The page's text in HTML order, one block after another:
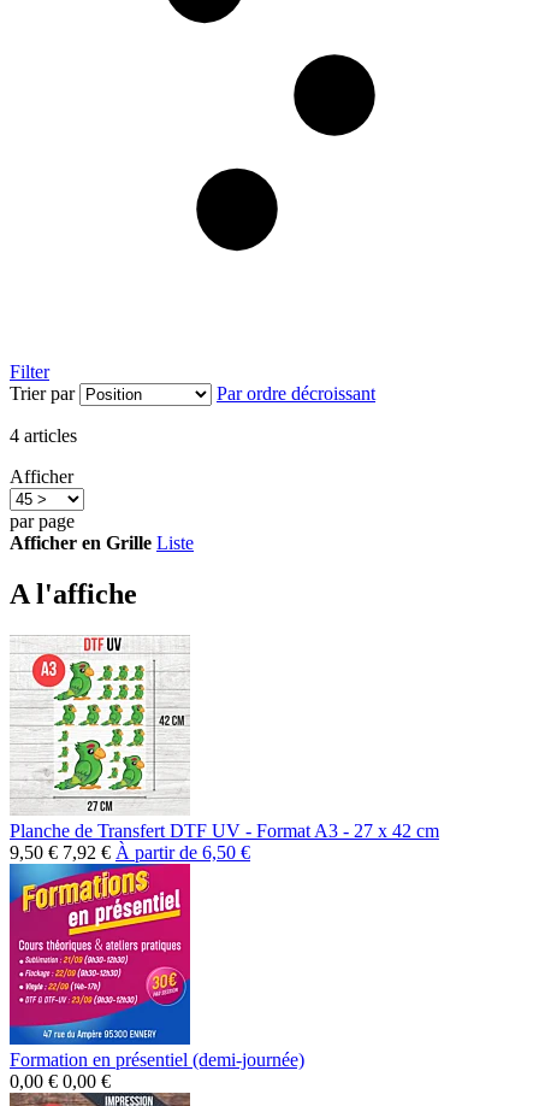
Filter
Trier par
Par ordre décroissant
4 articles
Afficher
par page
Afficher en Grille Liste
A l'affiche
Planche de Transfert DTF UV - Format A3 - 27 x 42 cm
9,50 € 7,92 € À partir de 6,50 €
Formation en présentiel (demi-journée)
0,00 € 0,00 €